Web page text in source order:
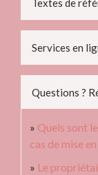
Textes de
Services en
Questions ?
Quels sont
cas de mise
Le